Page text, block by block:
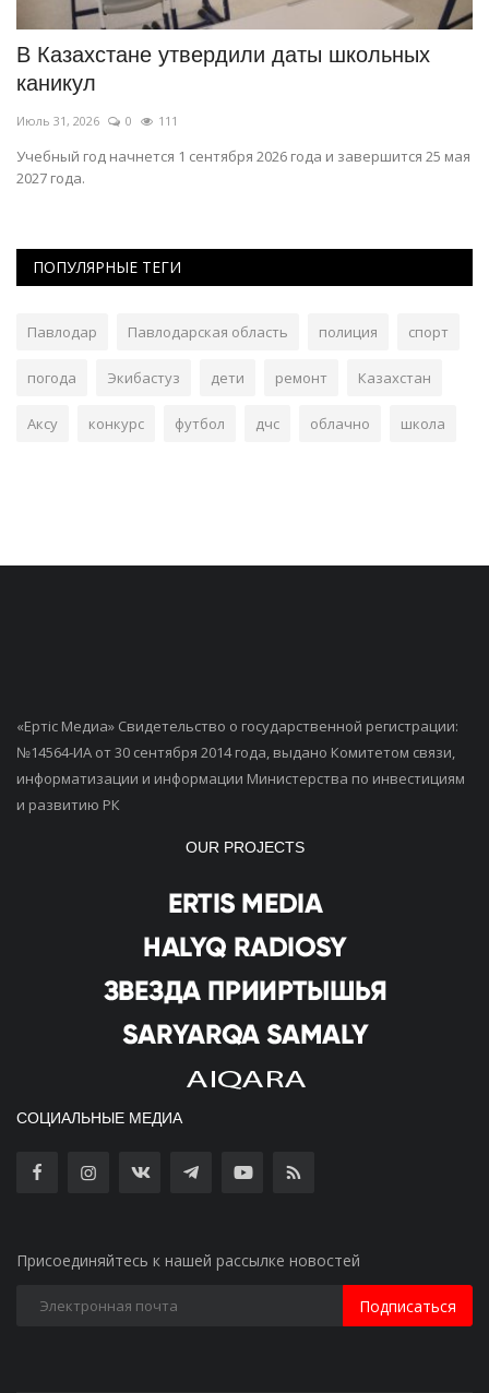
В Казахстане утвердили даты школьных
каникул
Июль 31, 2026 0 111
Учебный год начнется 1 сентября 2026 года и завершится 25 мая
2027 года.
ПОПУЛЯРНЫЕ ТЕГИ
Павлодар Павлодарская область полиция спорт
погода Экибастуз дети ремонт Казахстан
Аксу конкурс футбол дчс облачно школа
«Ертiс Медиа» Свидетельство о государственной регистрации:
№14564-ИА от 30 сентября 2014 года, выдано Комитетом связи,
информатизации и информации Министерства по инвестициям
и развитию РК
OUR PROJECTS
СОЦИАЛЬНЫЕ МЕДИА
Присоединяйтесь к нашей рассылке новостей
Подписаться